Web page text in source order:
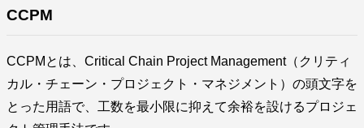
CCPM
CCPMとは、Critical Chain Project Management（クリティ
カル・チェーン・プロジェクト・マネジメント）の頭文字を
とった用語で、工数を最小限に抑えて余裕を設けるプロジェ